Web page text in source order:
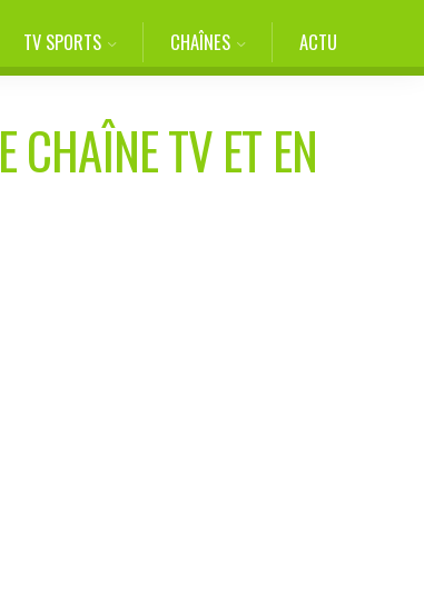
TV SPORTS CHAÎNES ACTU
CHAÎNE TV ET EN